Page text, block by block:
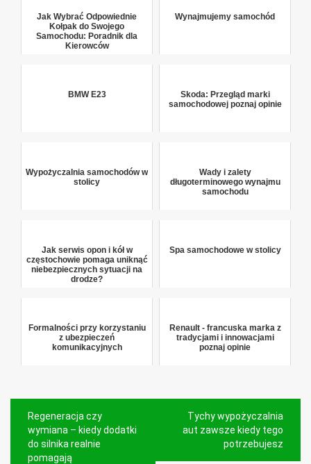
Jak Wybrać Odpowiednie
Kołpak do Swojego
Samochodu: Poradnik dla
Kierowców
Wynajmujemy samochód
BMW E23
Skoda: Przegląd marki
samochodowej poznaj opinie
Wypożyczalnia samochodów w
stolicy
Wady i zalety
długoterminowego wynajmu
samochodu
Jak serwis opon i kół w
częstochowie pomaga uniknąć
niebezpiecznych sytuacji na
drodze?
Spa samochodowe w stolicy
Formalności przy korzystaniu
z ubezpieczeń
komunikacyjnych
Renault - francuska marka z
tradycjami i innowacjami
poznaj opinie
Nawigacja
wpisu
Regeneracja czy
wymiana – kiedy dodatki
do silnika realnie
pomagają
Tychy wypożyczalnia
aut zawsze kiedy tego
potrzebujesz